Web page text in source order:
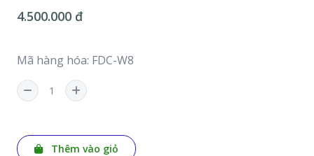
4.500.000 đ
Mã hàng hóa: FDC-W8
Thêm vào giỏ